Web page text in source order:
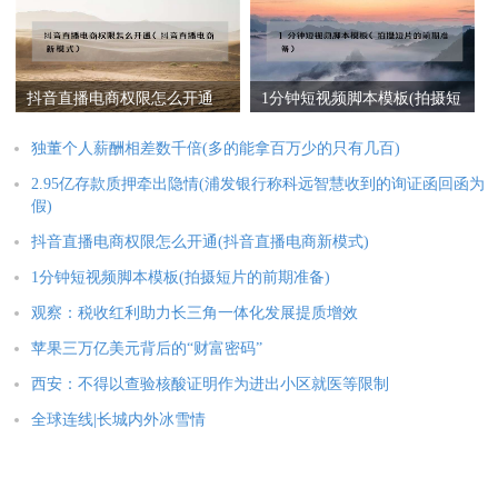
抖音直播电商权限怎么开通
1分钟短视频脚本模板(拍摄短
独董个人薪酬相差数千倍(多的能拿百万少的只有几百)
2.95亿存款质押牵出隐情(浦发银行称科远智慧收到的询证函回函为
假)
抖音直播电商权限怎么开通(抖音直播电商新模式)
1分钟短视频脚本模板(拍摄短片的前期准备)
观察：税收红利助力长三角一体化发展提质增效
苹果三万亿美元背后的“财富密码”
西安：不得以查验核酸证明作为进出小区就医等限制
全球连线|长城内外冰雪情